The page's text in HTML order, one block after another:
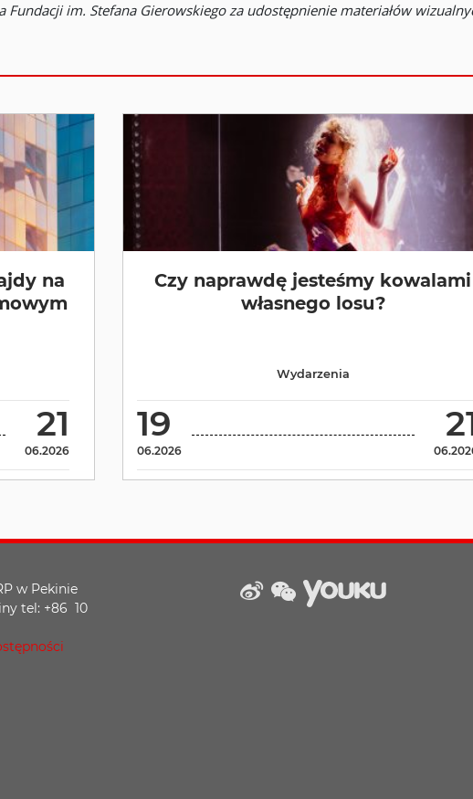
Fundacji im. Stefana Gierowskiego za udostępnienie materiałów
na
21
06.2026
Czy naprawdę jesteśmy kowalami
własnego losu?
19
06.2026
Wydarzenia
w Pekinie
tel: +86 10